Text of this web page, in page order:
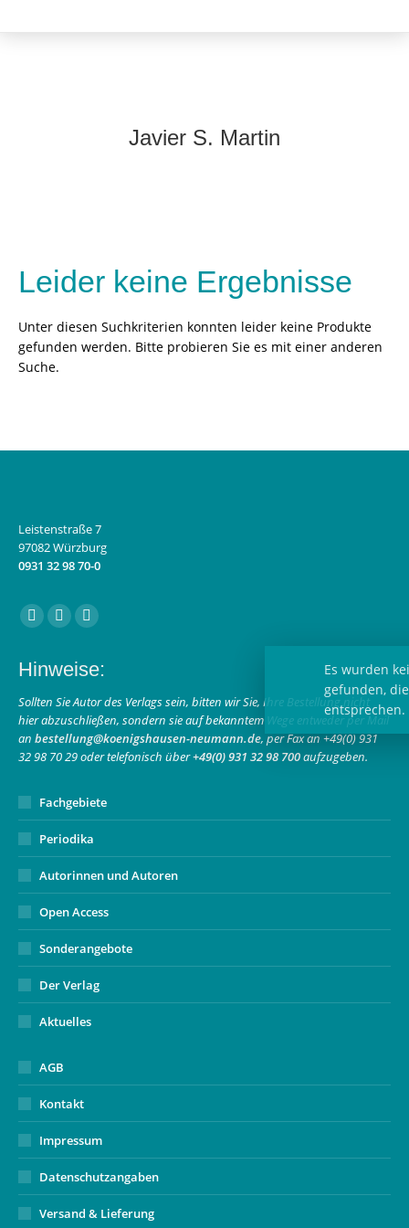
Javier S. Martin
Leider keine Ergebnisse
Unter diesen Suchkriterien konnten leider keine Produkte
gefunden werden. Bitte probieren Sie es mit einer anderen
Suche.
Leistenstraße 7
97082 Würzburg
0931 32 98 70-0
Finden Sie uns auf:
Facebook
opens
in
new
window
Instagram
opens
in
new
window
E-
page
opens
in
new
window
Hinweise:
Sollten Sie Autor des Verlags sein, bitten wir Sie, Ihre Bestellung nicht
hier abzuschließen, sondern sie auf bekanntem Wege entweder per Mail
an bestellung@koenigshausen-neumann.de, per Fax an +49(0) 931
32 98 70 29 oder telefonisch über+49(0) 931 32 98 700aufzugeben.
Fachgebiete
Periodika
Autorinnen und Autoren
Open Access
Sonderangebote
Der Verlag
Aktuelles
AGB
Kontakt
Impressum
Datenschutzangaben
Versand & Lieferung